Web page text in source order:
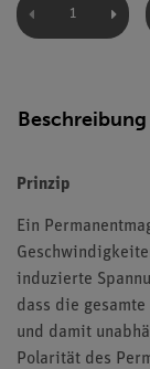
Beschreibung
Prinzip
Ein
induzierte
dass die
und damit
Polarität des